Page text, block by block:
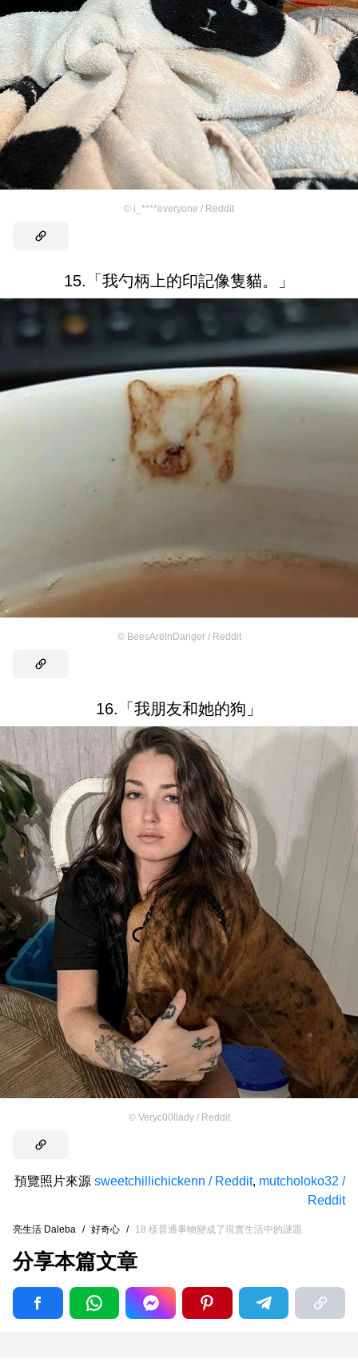
© i_****everyone / Reddit
15.「我勺柄上的印記像隻貓。」
© BeesAreInDanger / Reddit
16.「我朋友和她的狗」
© Veryc00llady / Reddit
預覽照片來源 sweetchillichickenn / Reddit, mutcholoko32 /
Reddit
亮生活 Daleba / 好奇心 / 18 樣普通事物變成了現實生活中的謎題
分享本篇文章